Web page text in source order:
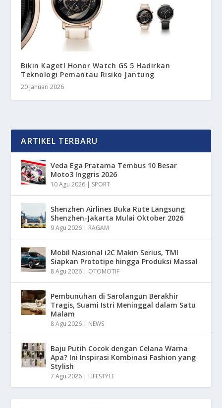
Bikin Kaget! Honor Watch GS 5 Hadirkan
Teknologi Pemantau Risiko Jantung
20 Januari 2026
ARTIKEL TERBARU
Veda Ega Pratama Tembus 10 Besar
Moto3 Inggris 2026
10 Agu 2026 SPORT
Shenzhen Airlines Buka Rute Langsung
Shenzhen-Jakarta Mulai Oktober 2026
9 Agu 2026 RAGAM
Mobil Nasional i2C Makin Serius, TMI
Siapkan Prototipe hingga Produksi Massal
8 Agu 2026 OTOMOTIF
Pembunuhan di Sarolangun Berakhir
Tragis, Suami Istri Meninggal dalam Satu
Malam
8 Agu 2026 NEWS
Baju Putih Cocok dengan Celana Warna
Apa? Ini Inspirasi Kombinasi Fashion yang
Stylish
7 Agu 2026 LIFESTYLE